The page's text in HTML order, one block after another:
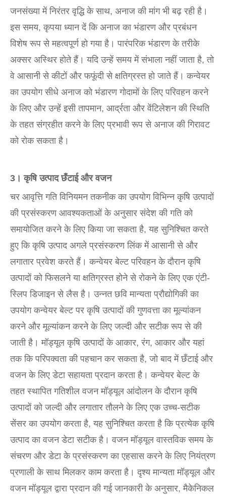
जनसंख्या में निरंतर वृद्धि के साथ, अनाज की मांग भी बढ़ रही है।
इस समय, कृपया ध्यान दें कि अनाज का भंडारण और प्रबंधन
विशेष रूप से महत्वपूर्ण हो गया है। पारंपरिक भंडारण के तरीके
अक्सर अस्थिर होते हैं। यदि उन्हें समय में संभाला नहीं जाता है, तो
वे आसानी से कीटों और फफूंदी से क्षतिग्रस्त हो जाते हैं। कन्वेयर
का उपयोग सीधे अनाज को भंडारण गोदामों के लिए परिवहन करने
के लिए और उन्हें इसी तापमान, आर्द्रता और वेंटिलेशन की स्थिति
के तहत संग्रहीत करने के लिए प्रभावी रूप से अनाज की गिरावट
को रोक सकता है।
3। कृषि उत्पाद छँटाई और वजन
चर आवृत्ति गति विनियमन तकनीक का उपयोग विभिन्न कृषि उत्पादों
की प्रसंस्करण आवश्यकताओं के अनुसार संदेश की गति को
समायोजित करने के लिए किया जा सकता है, यह सुनिश्चित करते
हुए कि कृषि उत्पाद अगले प्रसंस्करण लिंक में आसानी से और
लगातार प्रवेश करते हैं। कन्वेयर बेल्ट परिवहन के दौरान कृषि
उत्पादों को फिसलने या क्षतिग्रस्त होने से रोकने के लिए एक एंटी-
स्लिप डिजाइन से लैस है। उन्नत छवि मान्यता प्रौद्योगिकी का
उपयोग कन्वेयर बेल्ट पर कृषि उत्पादों की गुणवत्ता का मूल्यांकन
करने और मूल्यांकन करने के लिए जल्दी और सटीक रूप से की
जाती है। मॉड्यूल कृषि उत्पादों के आकार, रंग, आकार और यहां
तक ​​कि परिपक्वता की पहचान कर सकता है, जो बाद में छँटाई और
वजन के लिए डेटा सहायता प्रदान करता है। कन्वेयर बेल्ट के
तहत स्थापित गतिशील वजन मॉड्यूल आंदोलन के दौरान कृषि
उत्पादों को जल्दी और लगातार तौलने के लिए एक उच्च-सटीक
सेंसर का उपयोग करता है, यह सुनिश्चित करता है कि प्रत्येक कृषि
उत्पाद का वजन डेटा सटीक है। वजन मॉड्यूल वास्तविक समय के
संचरण और डेटा के प्रसंस्करण का एहसास करने के लिए नियंत्रण
प्रणाली के साथ मिलकर काम करता है। दृश्य मान्यता मॉड्यूल और
वजन मॉड्यूल द्वारा प्रदान की गई जानकारी के अनुसार, मैकेनिकल